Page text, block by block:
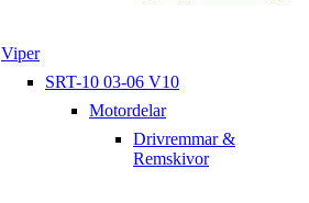
Viper
SRT-10 03-06 V10
Motordelar
Drivremmar &
Remskivor